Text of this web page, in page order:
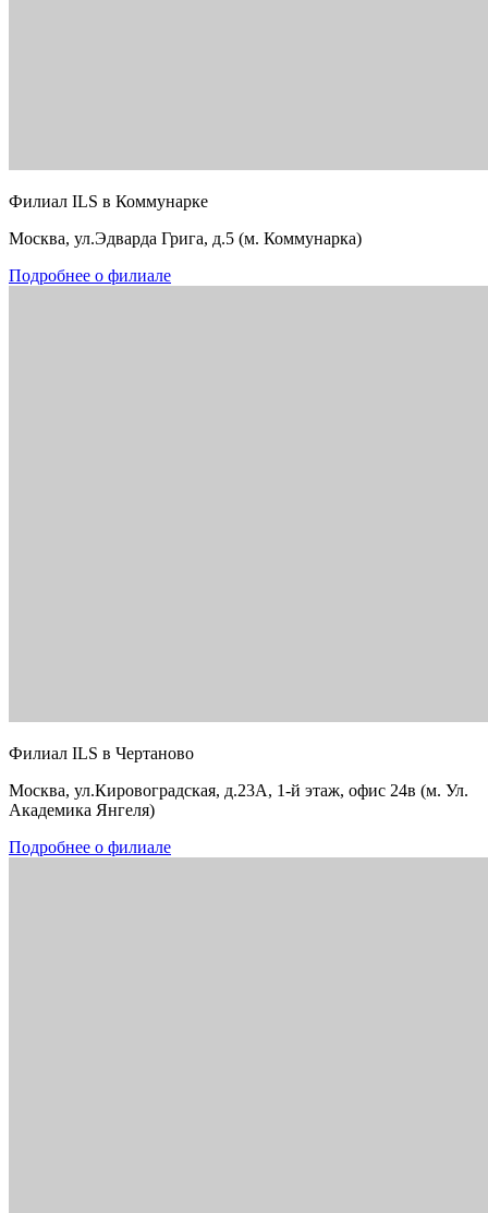
Филиал ILS в Коммунарке
Москва, ул.Эдварда Грига, д.5 (м. Коммунарка)
Подробнее о филиале
Филиал ILS в Чертаново
Москва, ул.Кировоградская, д.23А, 1-й этаж, офис 24в (м. Ул.
Академика Янгеля)
Подробнее о филиале